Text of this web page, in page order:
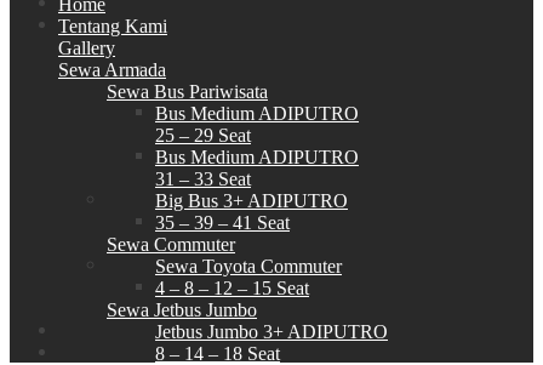
Home
Tentang Kami
Gallery
Sewa Armada
Sewa Bus Pariwisata
Bus Medium ADIPUTRO
25 – 29 Seat
Bus Medium ADIPUTRO
31 – 33 Seat
Big Bus 3+ ADIPUTRO
35 – 39 – 41 Seat
Sewa Commuter
Sewa Toyota Commuter
4 – 8 – 12 – 15 Seat
Sewa Jetbus Jumbo
Jetbus Jumbo 3+ ADIPUTRO
8 – 14 – 18 Seat